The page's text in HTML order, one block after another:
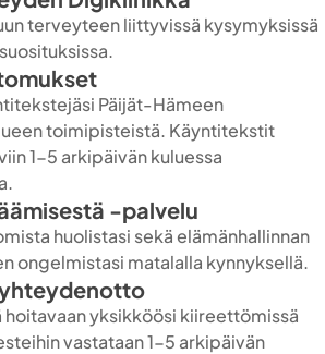
terveyteen liittyvissä kysymyksissä
Päijät-Hämeen
toimipisteistä. Käyntitekstit
1-5 arkipäivän kuluessa
-palvelu
huolistasi sekä elämänhallinnan
ongelmistasi matalalla kynnyksellä.
yksikköösi kiireettömissä
vastataan 1-5 arkipäivän